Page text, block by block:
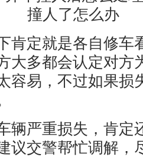
肯定就是各自修车
大多都会认定对方
容易，不过如果损
辆严重损失，肯定
议交警帮忙调解，